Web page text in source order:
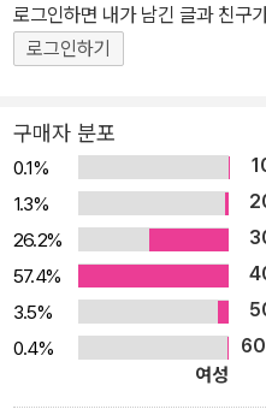
기를 멀리 한다. 어떤 이유 때문인
수가 다시 뽑기를 하게 되면서 얼
격으로 실어증을 앓고 있었던 것.
하지 않지만 희수가 어느 문구점
고 뽑기를 다시 시도하고, 그 뽑
건강을 되찾는 마술적인 치유의 과정을 보여
기 기계’로 안내하고 도와주는
습의 엄마 아빠를 떠올리게 한다
아빠가 아이의 뽑기 행위를 완성
하게끔 도와주는 것. 아이는 환상
로그인하면 내가 남긴 글과 친구
로그인하기
구매자 분포
0.1%
1.3%
26.2%
57.4%
3.5%
0.4%
여성